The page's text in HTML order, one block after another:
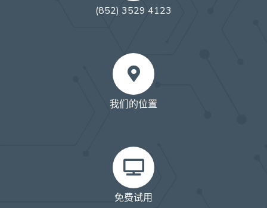
(852) 3529 4123
我们的位置
免费试用